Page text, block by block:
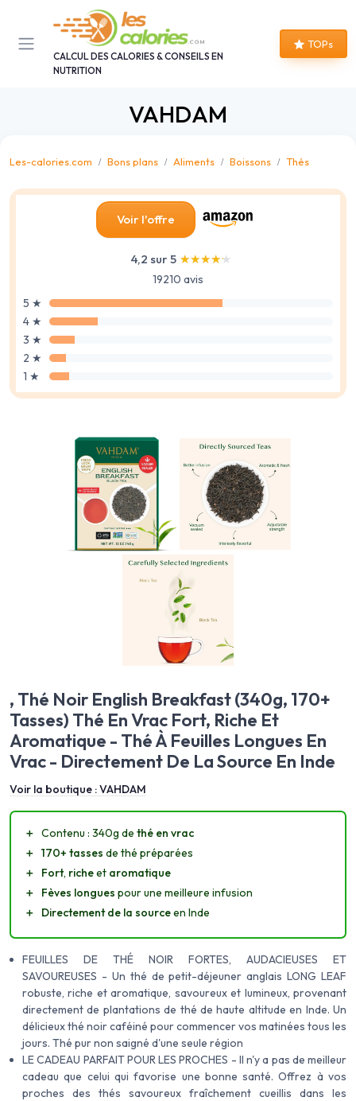
CALCUL DES CALORIES & CONSEILS EN
NUTRITION
TOPs
VAHDAM
Les-calories.com Bons plans Aliments Boissons Thés
Voir l'offre
4,2 sur 5 ★★★★★
★★★★★
19210 avis
5 ★
4 ★
3 ★
2 ★
1 ★
, Thé Noir English Breakfast (340g, 170+
Tasses) Thé En Vrac Fort, Riche Et
Aromatique - Thé À Feuilles Longues En
Vrac - Directement De La Source En Inde
Voir la boutique :VAHDAM
＋ Contenu : 340g de thé en vrac
＋ 170+ tasses de thé préparées
＋
Fort, richeet aromatique
＋
Fèves longues pour une meilleure infusion
＋
Directement de la sourceen Inde
FEUILLES DE THÉ NOIR FORTES, AUDACIEUSES ET
SAVOUREUSES - Un thé de petit-déjeuner anglais LONG LEAF
robuste, riche et aromatique, savoureux et lumineux, provenant
directement de plantations de thé de haute altitude en Inde. Un
délicieux thé noir caféiné pour commencer vos matinées tous les
jours. Thé pur non saigné d'une seule région
LE CADEAU PARFAIT POUR LES PROCHES - Il n'y a pas de meilleur
cadeau que celui qui favorise une bonne santé. Offrez à vos
proches des thés savoureux fraîchement cueillis dans les
Panneau de gestion des cookies